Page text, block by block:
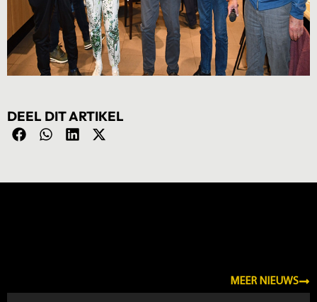
DEEL DIT ARTIKEL
MEER NIEUWS